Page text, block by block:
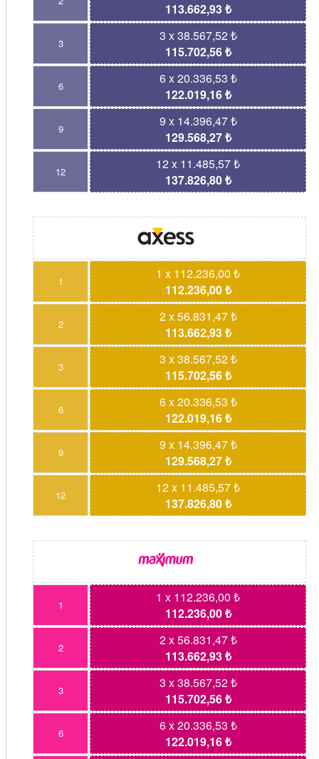
113.662,93 ₺
3
3 x 38.567,52 ₺
115.702,56 ₺
6
6 x 20.336,53 ₺
122.019,16 ₺
9
9 x 14.396,47 ₺
129.568,27 ₺
12
12 x 11.485,57 ₺
137.826,80 ₺
1
1 x 112.236,00 ₺
112.236,00 ₺
2
2 x 56.831,47 ₺
113.662,93 ₺
3
3 x 38.567,52 ₺
115.702,56 ₺
6
6 x 20.336,53 ₺
122.019,16 ₺
9
9 x 14.396,47 ₺
129.568,27 ₺
12
12 x 11.485,57 ₺
137.826,80 ₺
1
1 x 112.236,00 ₺
112.236,00 ₺
2
2 x 56.831,47 ₺
113.662,93 ₺
3
3 x 38.567,52 ₺
115.702,56 ₺
6
6 x 20.336,53 ₺
122.019,16 ₺